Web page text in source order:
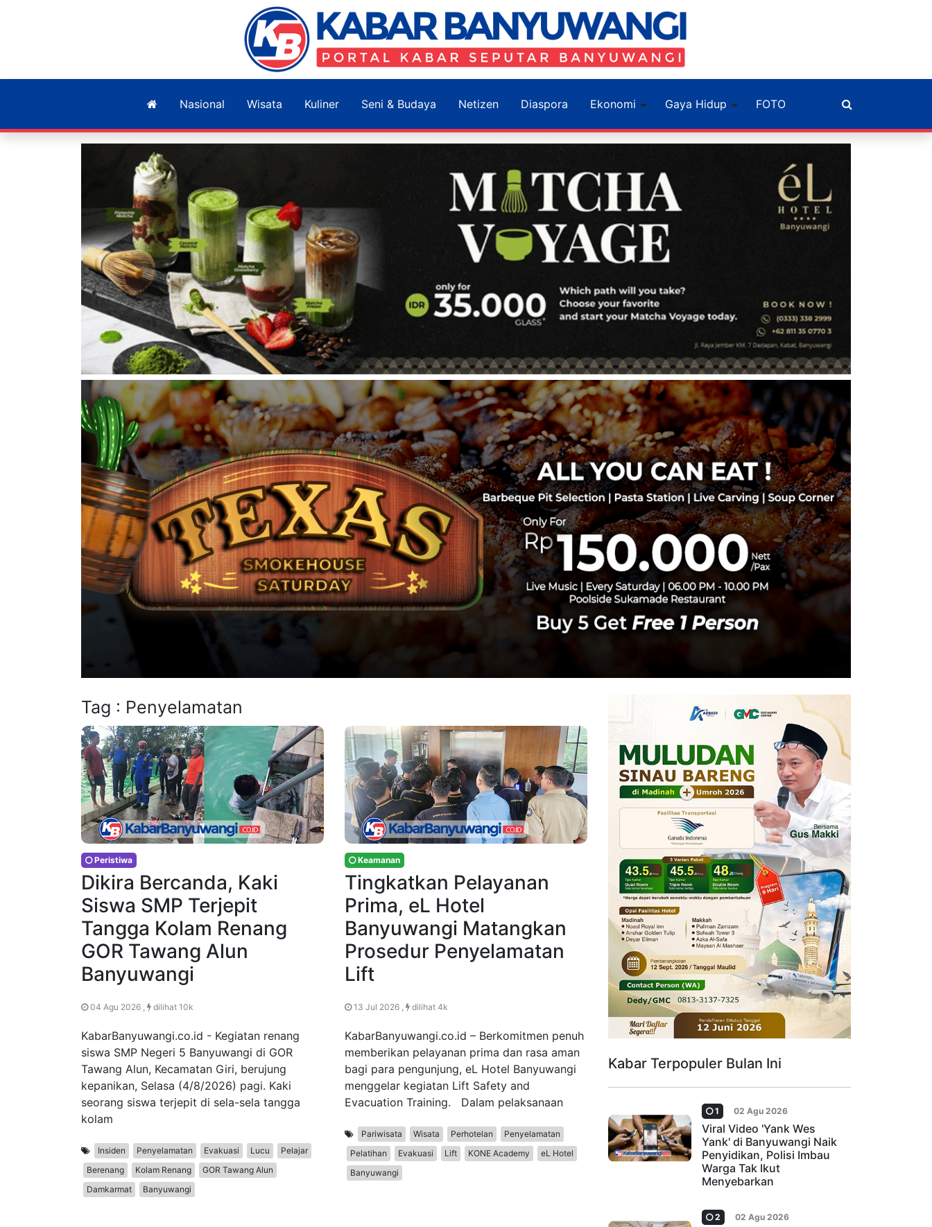
Nasional Wisata Kuliner Seni & Budaya Netizen Diaspora Ekonomi Gaya Hidup FOTO
Tag : Penyelamatan
Peristiwa
Dikira Bercanda, Kaki
Siswa SMP Terjepit
Tangga Kolam Renang
GOR Tawang Alun
Banyuwangi
04 Agu 2026 , dilihat 10k
KabarBanyuwangi.co.id - Kegiatan renang
siswa SMP Negeri 5 Banyuwangi di GOR
Tawang Alun, Kecamatan Giri, berujung
kepanikan, Selasa (4/8/2026) pagi. Kaki
seorang siswa terjepit di sela-sela tangga
kolam
Insiden Penyelamatan Evakuasi Lucu
Pelajar
Berenang
Kolam Renang
GOR Tawang Alun
Damkarmat
Banyuwangi
Keamanan
Tingkatkan Pelayanan
Prima, eL Hotel
Banyuwangi Matangkan
Prosedur Penyelamatan
Lift
13 Jul 2026 , dilihat 4k
KabarBanyuwangi.co.id – Berkomitmen penuh
memberikan pelayanan prima dan rasa aman
bagi para pengunjung, eL Hotel Banyuwangi
menggelar kegiatan Lift Safety and
Evacuation Training. Dalam pelaksanaan
Pariwisata Wisata Perhotelan
Penyelamatan
Pelatihan
Evakuasi Lift KONE Academy
eL Hotel
Banyuwangi
Kabar Terpopuler Bulan Ini
1 02 Agu 2026
Viral Video 'Yank Wes
Yank' di Banyuwangi Naik
Penyidikan, Polisi Imbau
Warga Tak Ikut
Menyebarkan
2 02 Agu 2026